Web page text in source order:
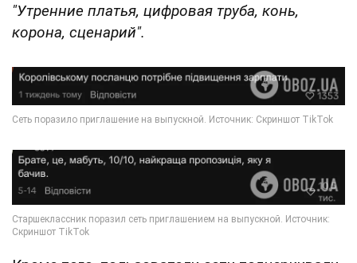
"Утренние платья, цифровая труба, конь,
корона, сценарий".